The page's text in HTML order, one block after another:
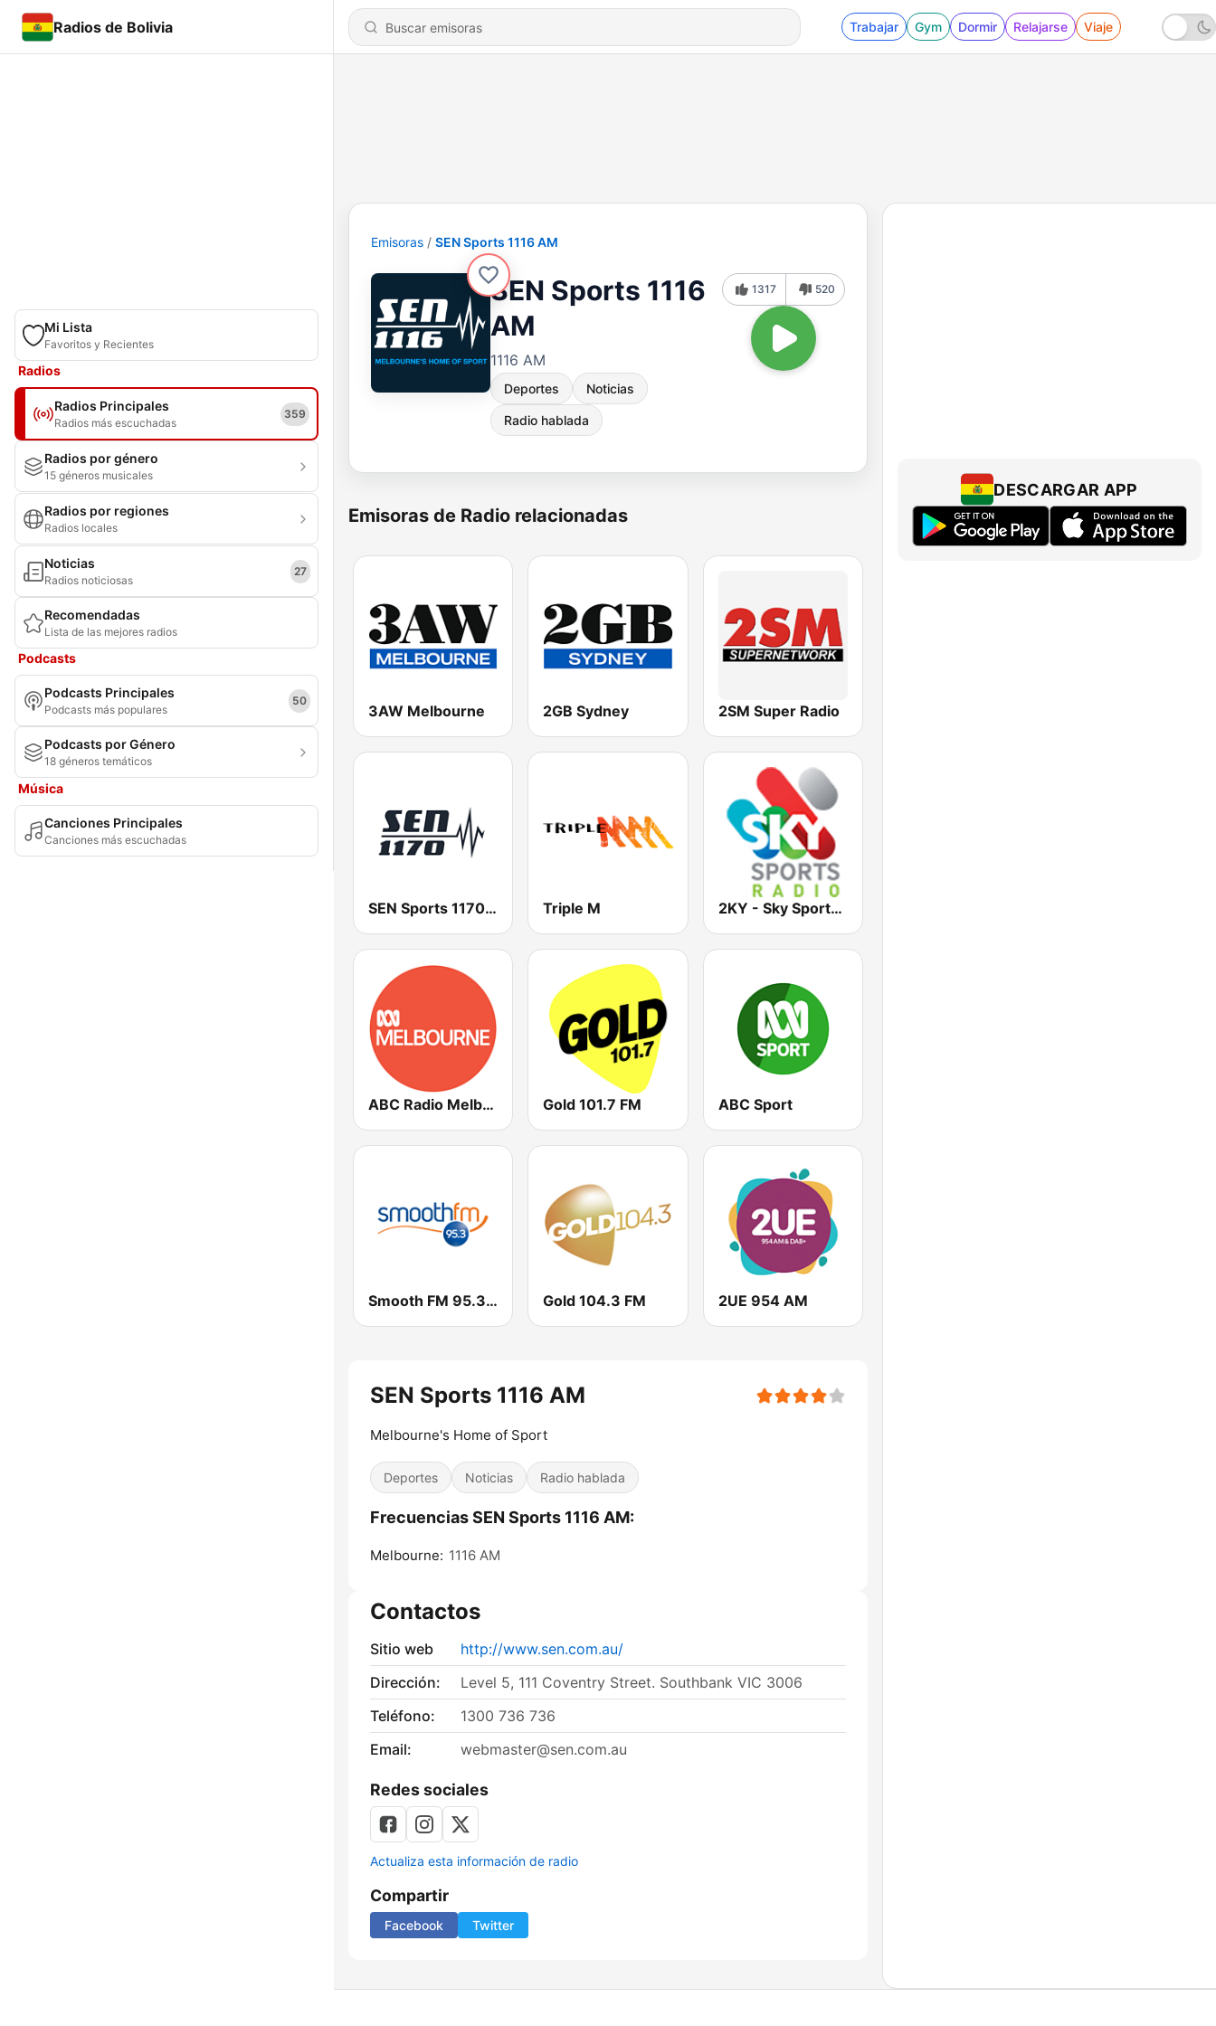
Radios de Bolivia Trabajar Gym Dormir Relajarse Viaje
Mi Lista
Favoritos y Recientes
Radios
Radios Principales
Radios más escuchadas
359
Radios por género
15 géneros musicales
Radios por regiones
Radios locales
Noticias
Radios noticiosas
27
Recomendadas
Lista de las mejores radios
Podcasts
Podcasts Principales
Podcasts más populares
50
Podcasts por Género
18 géneros temáticos
Música
Canciones Principales
Canciones más escuchadas
Emisoras SEN Sports 1116 AM
SEN Sports 1116
AM
1116 AM
Deportes Noticias
Radio hablada
1317 520
Emisoras de Radio relacionadas
3AW Melbourne 2GB Sydney 2SM Super Radio
SEN Sports 1170 Sydney Triple M 2KY - Sky Sports Radio
ABC Radio Melbourne Gold 101.7 FM ABC Sport
Smooth FM 95.3 Sydney Gold 104.3 FM 2UE 954 AM
SEN Sports 1116 AM
Melbourne's Home of Sport
Deportes Noticias Radio hablada
Frecuencias SEN Sports 1116 AM:
Melbourne: 1116 AM
Contactos
Sitio web
http://www.sen.com.au/
Dirección:
Level 5, 111 Coventry Street. Southbank VIC 3006
Teléfono:
1300 736 736
Email:
webmaster@sen.com.au
Redes sociales
Actualiza esta información de radio
Compartir
Facebook Twitter
DESCARGAR APP